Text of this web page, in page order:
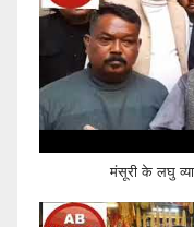
मंसूरी के लघु